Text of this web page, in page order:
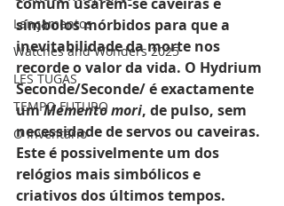
Lançamentos
Watches and Wonders 2025
LES TUGAS
TEMPO FUTURO
O Inventário
símbolos mórbidos para que a
inevitabilidade da morte nos
recorde o valor da vida. O Hydrium
Seconde/Seconde/ é exactamente
um Memento mori, de pulso, sem
necessidade de servos ou caveiras.
Este é possivelmente um dos
relógios mais simbólicos e
criativos dos últimos tempos.